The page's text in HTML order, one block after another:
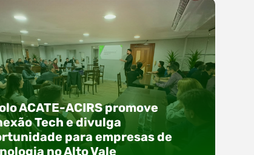
ACATE-ACIRS promove
Tech e divulga
para empresas de
no Alto Vale